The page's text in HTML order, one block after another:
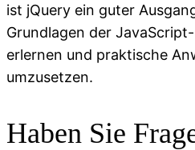
ist jQuery ein guter
Grundlagen der
erlernen und praktische
umzusetzen.
Haben Sie